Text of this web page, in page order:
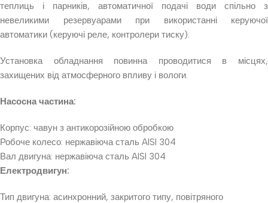
теплиць і парників, автоматичної подачі води спільно з
невеликими резервуарами при використанні керуючої
автоматики (керуючі реле, контролери тиску).
Установка обладнання повинна проводитися в місцях,
захищених від атмосферного впливу і вологи.
Насосна частина:
Корпус: чавун з антикорозійною обробкою
Робоче колесо: нержавіюча сталь AISI 304
Вал двигуна: нержавіюча сталь AISI 304
Електродвигун:
Тип двигуна: асинхронний, закритого типу, повітряного